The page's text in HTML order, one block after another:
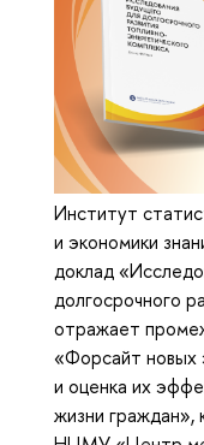
Институт
и экономики
доклад
долгосрочного
отражает
«Форсайт новых
и оценка их
жизни граждан»,